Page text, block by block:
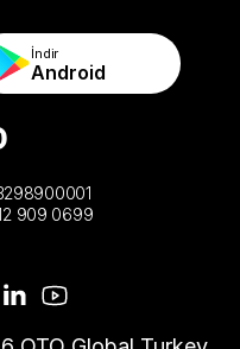
İndir
Android
909 0699